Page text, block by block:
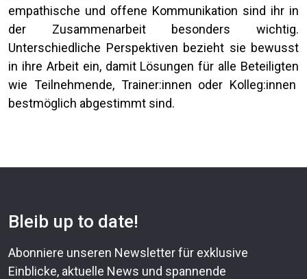
empathische und offene Kommunikation sind ihr in
der Zusammenarbeit besonders wichtig.
Unterschiedliche Perspektiven bezieht sie bewusst
in ihre Arbeit ein, damit Lösungen für alle Beteiligten
wie Teilnehmende, Trainer:innen oder Kolleg:innen
bestmöglich abgestimmt sind.
Bleib up to date!
Abonniere unseren Newsletter für exklusive
Einblicke, aktuelle News und spannende